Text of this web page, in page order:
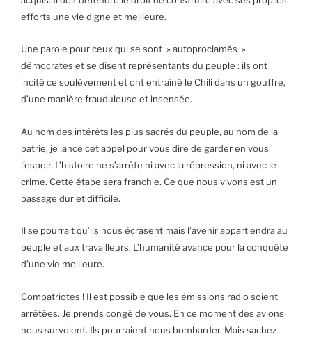
efforts une vie digne et meilleure.
Une parole pour ceux qui se sont » autoproclamés »
démocrates et se disent représentants du peuple : ils ont
incité ce soulèvement et ont entraîné le Chili dans un gouffre,
d’une manière frauduleuse et insensée.
Au nom des intérêts les plus sacrés du peuple, au nom de la
patrie, je lance cet appel pour vous dire de garder en vous
l’espoir. L’histoire ne s’arrête ni avec la répression, ni avec le
crime. Cette étape sera franchie. Ce que nous vivons est un
passage dur et difficile.
Il se pourrait qu’ils nous écrasent mais l’avenir appartiendra au
peuple et aux travailleurs. L’humanité avance pour la conquête
d’une vie meilleure.
Compatriotes ! Il est possible que les émissions radio soient
arrêtées. Je prends congé de vous. En ce moment des avions
nous survolent. Ils pourraient nous bombarder. Mais sachez